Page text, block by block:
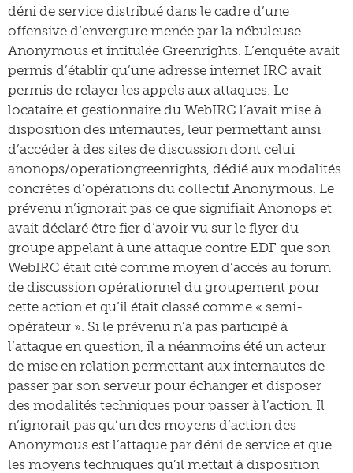
déni de service distribué dans le cadre d’une
offensive d’envergure menée par la nébuleuse
Anonymous et intitulée Greenrights. L’enquête avait
permis d’établir qu’une adresse internet IRC avait
permis de relayer les appels aux attaques. Le
locataire et gestionnaire du WebIRC l’avait mise à
disposition des internautes, leur permettant ainsi
d’accéder à des sites de discussion dont celui
anonops/operationgreenrights, dédié aux modalités
concrètes d’opérations du collectif Anonymous. Le
prévenu n’ignorait pas ce que signifiait Anonops et
avait déclaré être fier d’avoir vu sur le flyer du
groupe appelant à une attaque contre EDF que son
WebIRC était cité comme moyen d’accès au forum
de discussion opérationnel du groupement pour
cette action et qu’il était classé comme « semi-
opérateur ». Si le prévenu n’a pas participé à
l’attaque en question, il a néanmoins été un acteur
de mise en relation permettant aux internautes de
passer par son serveur pour échanger et disposer
des modalités techniques pour passer à l’action. Il
n’ignorait pas qu’un des moyens d’action des
Anonymous est l’attaque par déni de service et que
les moyens techniques qu’il mettait à disposition